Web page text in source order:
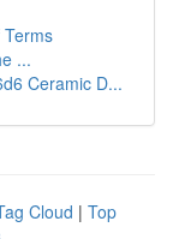
...
Ceramic D...
Cloud | Top